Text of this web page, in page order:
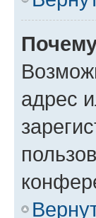
адрес